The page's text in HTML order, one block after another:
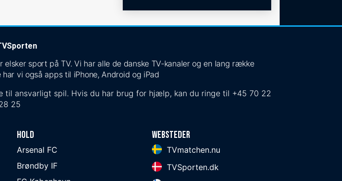
sport på TV. Vi har alle de danske TV-kanaler og en lang række
vi også apps til iPhone, Android og iPad
til ansvarligt spil. Hvis du har brug for hjælp, kan du ringe til +45 70 22
25
Hold
Arsenal FC
Brøndby IF
Websteder
TVmatchen.nu
TVSporten.dk